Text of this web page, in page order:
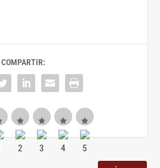
COMPARTIR: